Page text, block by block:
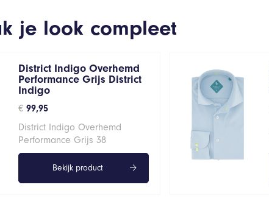
je look compleet
District Indigo Overhemd
Performance Grijs District
Indigo
€ 99,95
District Indigo Overhemd
Performance Grijs 38
Bekijk product